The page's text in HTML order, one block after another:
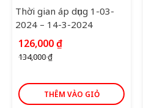
Thời gian áp dụng 1-03-
2024 – 14-3-2024
134,000₫
Giá
gốc
là:
126,000₫Giá
126,000 ₫.
THÊM VÀO GIỎ